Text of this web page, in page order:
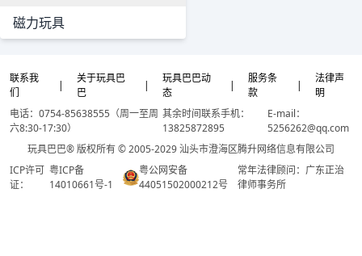
磁力玩具
联系我
们
|
关于玩具巴
巴
|
玩具巴巴动
态
|
服务条
款
|
法律声
明
电话：0754-85638555（周一至周
六8:30-17:30）
其余时间联系手机：
13825872895
E-mail：
5256262@qq.com
玩具巴巴® 版权所有 © 2005-2029 汕头市澄海区腾升网络信息有限公司
ICP许可
证：
粤ICP备
14010661号-1
粤公网安备
44051502000212号
常年法律顾问：广东正治
律师事务所